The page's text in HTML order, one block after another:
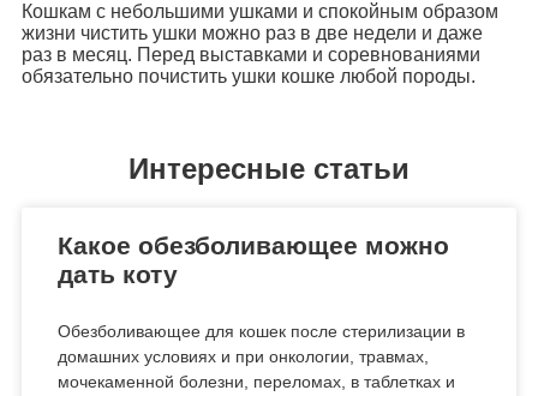
Кошкам с небольшими ушками и спокойным образом
жизни чистить ушки можно раз в две недели и даже
раз в месяц. Перед выставками и соревнованиями
обязательно почистить ушки кошке любой породы.
Интересные статьи
Какое обезболивающее можно
дать коту
Обезболивающее для кошек после стерилизации в
домашних условиях и при онкологии, травмах,
мочекаменной болезни, переломах, в таблетках и